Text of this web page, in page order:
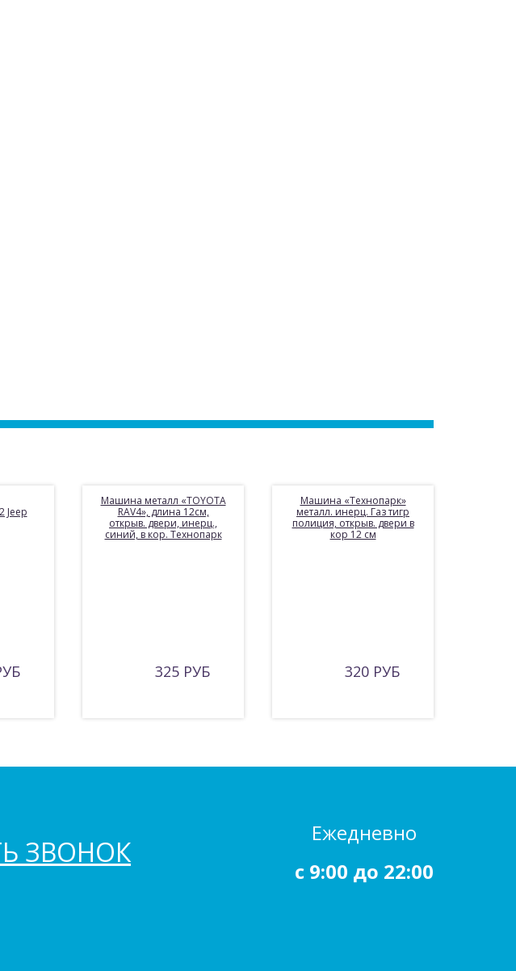
Jeep
Машина металл «TOYOTA
RAV4», длина 12см,
открыв. двери, инерц.,
синий, в кор. Технопарк
325 РУБ
Машина «Технопарк»
металл. инерц. Газ тигр
полиция, открыв. двери в
кор 12 см
320 РУБ
ЗВОНОК
Ежедневно
c 9:00 до 22:00